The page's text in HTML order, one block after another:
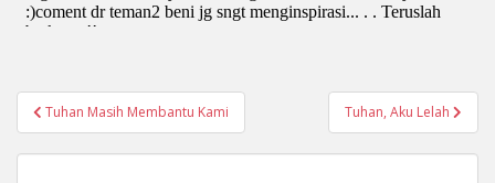
Navigasi
pos
Tuhan Masih Membantu Kami Tuhan, Aku Lelah